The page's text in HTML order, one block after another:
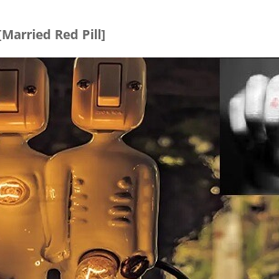
Red Pill]